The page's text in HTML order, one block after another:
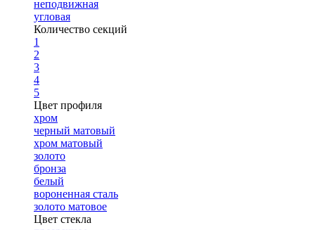
неподвижная
угловая
Количество секций
1
2
3
4
5
Цвет профиля
хром
черный матовый
хром матовый
золото
бронза
белый
вороненная сталь
золото матовое
Цвет стекла